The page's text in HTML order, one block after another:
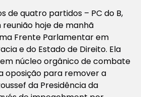
de quatro partidos – PC do B,
reunião hoje de manhã
Frente Parlamentar em
e do Estado de Direito. Ela
núcleo orgânico de combate
oposição para remover a
da Presidência da